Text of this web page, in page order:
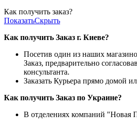
Как получить заказ?
ПоказатьСкрыть
Как получить Заказ г. Киеве?
Посетив один из наших
Заказ, предварительно
консультанта.
Заказать Курьера прямо домой
Как получить Заказ по Украине?
В отделениях компаний "Новая